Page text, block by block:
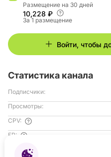
Размещение на 30 дней
10,228 ₽
За 1 размещение
Войти, чтобы
Статистика канала
Подписчики:
Просмотры:
CPV:
ER:
Гендер аудитории: